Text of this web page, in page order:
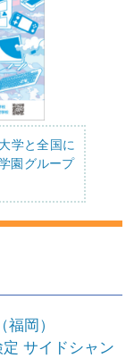
学と全国に
園グループ
岡）
定 サイドシャン